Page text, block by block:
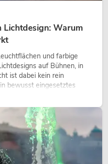
Lichtdesign: Warum
und farbige
auf Bühnen, in
ist dabei kein rein
bewusst eingesetztes
gibt Szenen